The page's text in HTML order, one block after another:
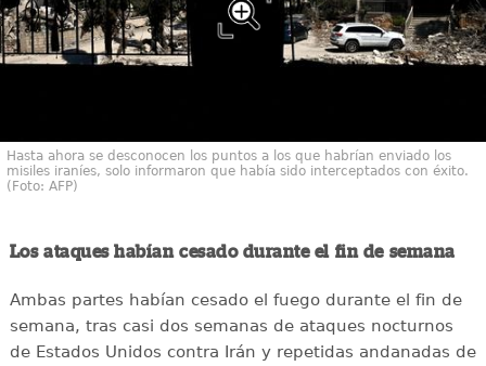
Hasta ahora se desconocen los puntos a los que habrían enviado los
misiles iraníes, solo informaron que había sido interceptados con éxito.
(Foto: AFP)
Los ataques habían cesado durante el fin de semana
Ambas partes habían cesado el fuego durante el fin de
semana, tras casi dos semanas de ataques nocturnos
de Estados Unidos contra Irán y repetidas andanadas de